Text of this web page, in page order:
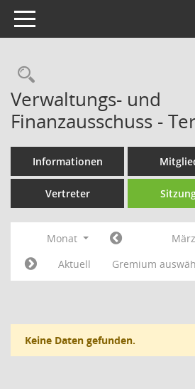
Toggle navigation
Rechercheauswahl
Verwaltungs- und
Finanzausschuss -
Informationen
Vertreter
Monat März
Aktuell
Gremium
Keine Daten gefunden.